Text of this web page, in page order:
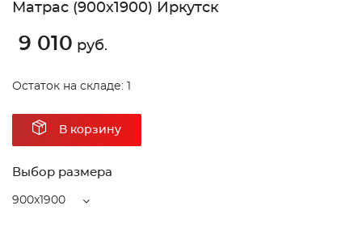
Матрас (900х1900) Иркутск
9 010 руб.
Остаток на складе: 1
В корзину
Выбор размера
900x1900